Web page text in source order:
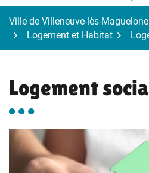
Ville de Villeneuve-lès-Maguelone
Logement et Habitat
Logement